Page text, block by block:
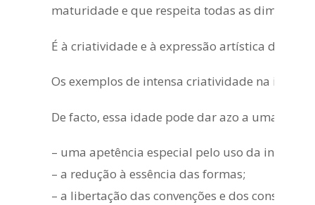
maturidade e que respeita todas as
É à criatividade e à expressão artística dessa
Os exemplos de intensa criatividade na idade
De facto, essa idade pode dar azo a uma
– uma apetência especial pelo uso da intuição;
– a redução à essência das formas;
– a libertação das convenções e dos